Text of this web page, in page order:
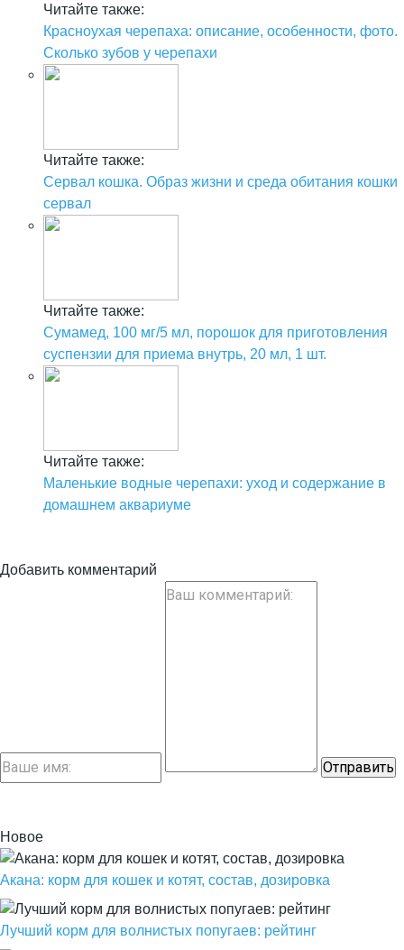
Читайте также:
Красноухая черепаха: описание, особенности, фото.
Сколько зубов у черепахи
Читайте также:
Сервал кошка. Образ жизни и среда обитания кошки
сервал
Читайте также:
Сумамед, 100 мг/5 мл, порошок для приготовления
суспензии для приема внутрь, 20 мл, 1 шт.
Читайте также:
Маленькие водные черепахи: уход и содержание в
домашнем аквариуме
Добавить комментарий
Новое
Акана: корм для кошек и котят, состав, дозировка
Лучший корм для волнистых попугаев: рейтинг